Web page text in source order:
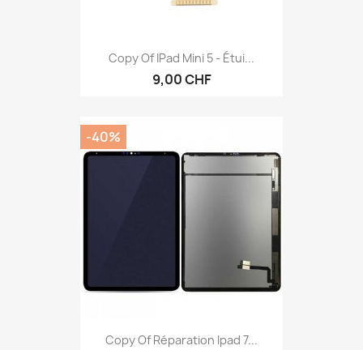
Copy Of IPad Mini 5 - Étui...
9,00 CHF
Copy Of Réparation Ipad 7...
-40%